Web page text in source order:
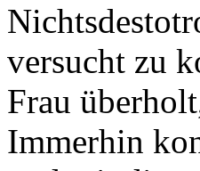
versucht zu
Frau
Immerhin